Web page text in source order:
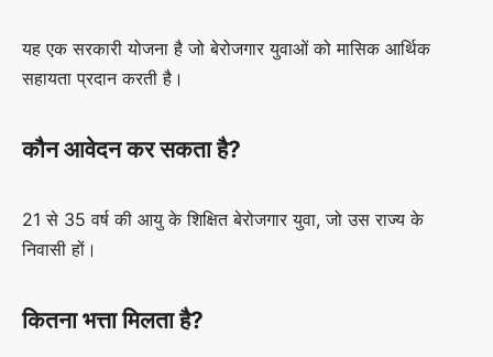
यह एक सरकारी योजना है जो बेरोजगार युवाओं को मासिक आर्थिक
सहायता प्रदान करती है।
कौन आवेदन कर सकता है?
21 से 35 वर्ष की आयु के शिक्षित बेरोजगार युवा, जो उस राज्य के
निवासी हों।
कितना भत्ता मिलता है?